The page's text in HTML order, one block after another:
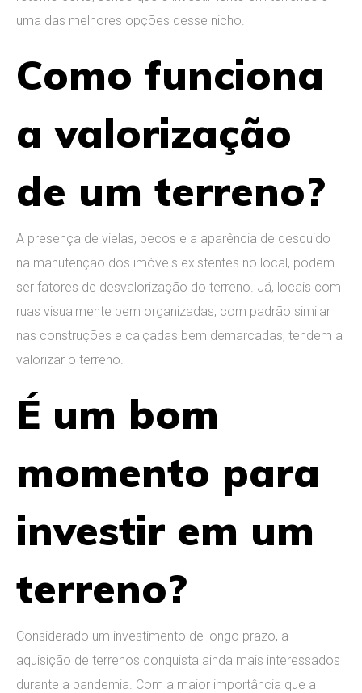
uma das melhores opções desse nicho.
Como funciona
a valorização
de um terreno?
A presença de vielas, becos e a aparência de descuido
na manutenção dos imóveis existentes no local, podem
ser fatores de desvalorização do terreno. Já, locais com
ruas visualmente bem organizadas, com padrão similar
nas construções e calçadas bem demarcadas, tendem a
valorizar o terreno.
É um bom
momento para
investir em um
terreno?
Considerado um investimento de longo prazo, a
aquisição de terrenos conquista ainda mais interessados
durante a pandemia. Com a maior importância que a